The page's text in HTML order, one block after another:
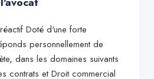
Doté d'une forte
personnellement de
dans les domaines suivants
contrats et Droit commercial